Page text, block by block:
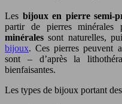
Les bijoux en pierre semi-
partir de pierres
minérales sont naturelles,
bijoux. Ces pierres peuvent
sont – d’après la
bienfaisantes.
Les types de bijoux portant